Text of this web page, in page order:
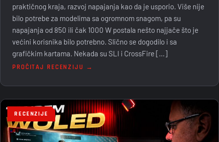
praktičnog kraja, razvoj napajanja kao da je usporio. Više nije
bilo potrebe za modelima sa ogromnom snagom, pa su
napajanja od 850 ili čak 1000 W postala nešto najjače što je
većini korisnika bilo potrebno. Slično se dogodilo i sa
grafičkim kartama. Nekada su SLI i CrossFire […]
PROČITAJ RECENZIJU →
RECENZIJE